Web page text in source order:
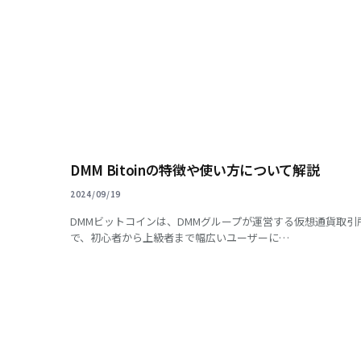
DMM Bitoinの特徴や使い方について解説
2024/09/19
DMMビットコインは、DMMグループが運営する仮想通貨取引
で、初心者から上級者まで幅広いユーザーに…